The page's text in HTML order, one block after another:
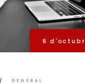
6
GENERAL